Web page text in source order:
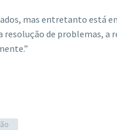
mas entretanto está
de problemas, a